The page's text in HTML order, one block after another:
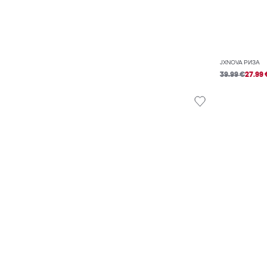
JXNOVA РИЗА
39.99 €27.99